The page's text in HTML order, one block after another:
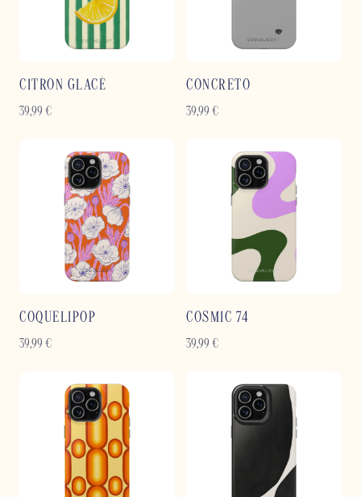
CITRON GLACÉ
39,99 €
CONCRETO
39,99 €
COQUELIPOP
39,99 €
COSMIC 74
39,99 €